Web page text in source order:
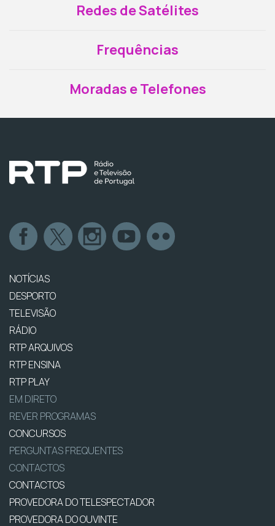
Redes de Satélites
Frequências
Moradas e Telefones
NOTÍCIAS
DESPORTO
TELEVISÃO
RÁDIO
RTP ARQUIVOS
RTP ENSINA
RTP PLAY
EM DIRETO
REVER PROGRAMAS
CONCURSOS
PERGUNTAS FREQUENTES
CONTACTOS
CONTACTOS
PROVEDORA DO TELESPECTADOR
PROVEDORA DO OUVINTE